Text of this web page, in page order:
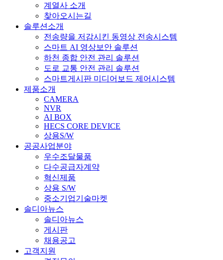
계열사 소개
찾아오시는길
솔루션소개
전송량을 저감시킨 동영상 전송시스템
스마트 AI 영상보안 솔루션
하천 종합 안전 관리 솔루션
도로 교통 안전 관리 솔루션
스마트게시판 미디어보드 제어시스템
제품소개
CAMERA
NVR
AI BOX
HECS CORE DEVICE
상용S/W
공공사업분야
우수조달물품
다수공급자계약
혁신제품
상용 S/W
중소기업기술마켓
솔디아뉴스
솔디아뉴스
게시판
채용공고
고객지원